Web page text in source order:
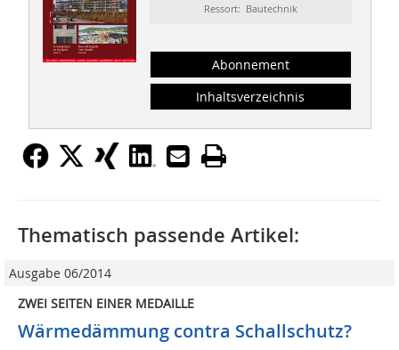
Ressort: Bautechnik
Abonnement
Inhaltsverzeichnis
Thematisch passende Artikel:
Ausgabe 06/2014
ZWEI SEITEN EINER MEDAILLE
Wärmedämmung contra Schallschutz?